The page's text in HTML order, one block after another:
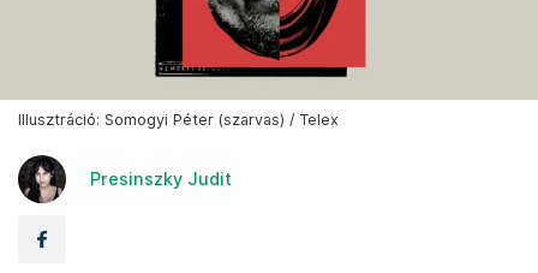
Illusztráció: Somogyi Péter (szarvas) / Telex
Presinszky Judit